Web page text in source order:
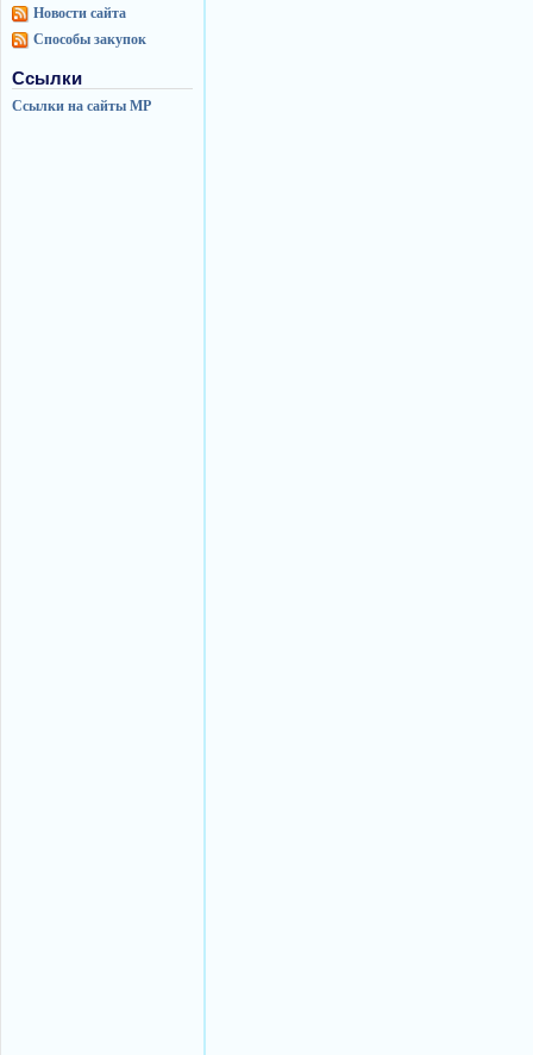
Новости сайта
Способы закупок
Ссылки
Ссылки на сайты МР